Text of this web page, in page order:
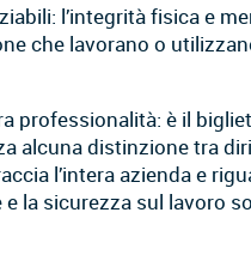
l’integrità fisica e
che lavorano o
professionalità: è il
alcuna distinzione tra
l’intera azienda e
la sicurezza sul lavoro